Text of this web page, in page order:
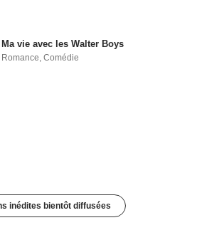
Ma vie avec les Walter Boys
Romance,Comédie
inédites bientôt diffusées